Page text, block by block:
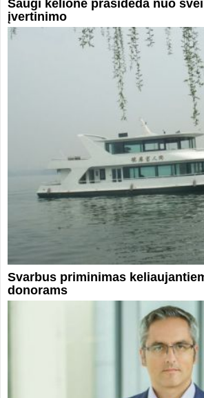
Saugi kelionė prasideda nuo
įvertinimo
Svarbus priminimas
donorams